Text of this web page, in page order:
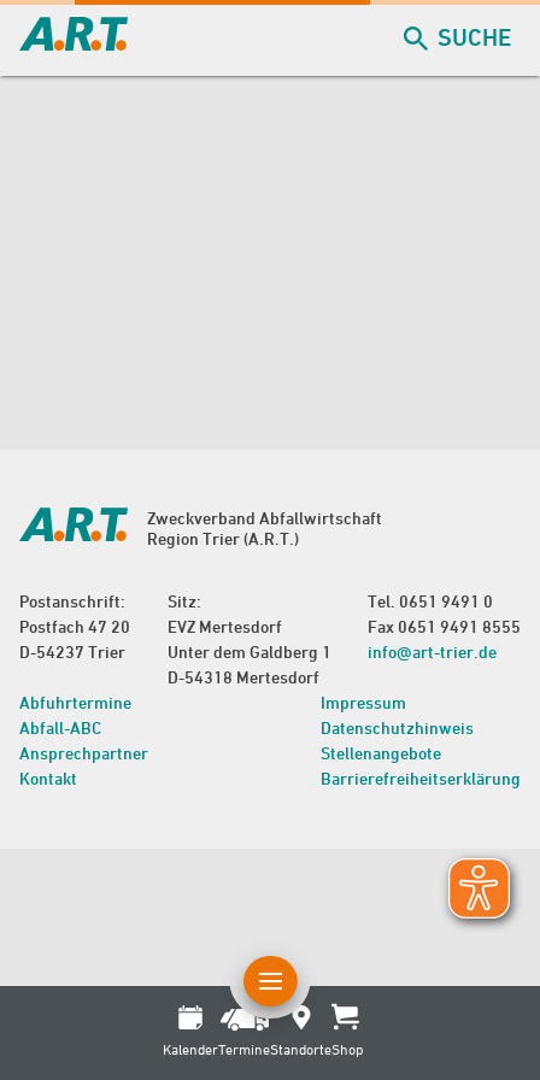
SUCHE
Zweckverband Abfallwirtschaft
Region Trier (A.R.T.)
Postanschrift:
Postfach 47 20
D-54237 Trier
Sitz:
EVZ Mertesdorf
Unter dem Galdberg 1
D-54318 Mertesdorf
Tel. 0651 9491 0
Fax 0651 9491 8555
info@art-trier.de
Abfuhrtermine
Abfall-ABC
Ansprechpartner
Kontakt
Impressum
Datenschutzhinweis
Stellenangebote
Barrierefreiheitserklärung
KalenderTermineStandorteShop